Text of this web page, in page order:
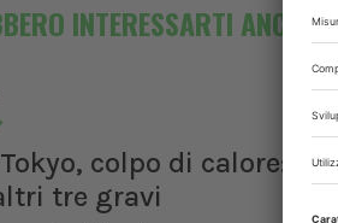
INTERESSARTI ANCHE
colpo di calore:
tre gravi